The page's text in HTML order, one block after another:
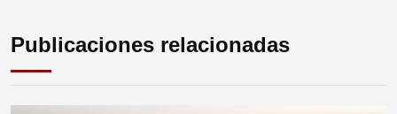
Publicaciones relacionadas